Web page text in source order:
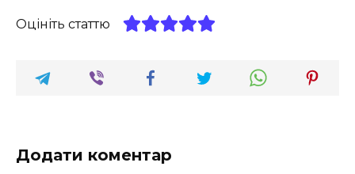
Оцініть статтю
Додати коментар